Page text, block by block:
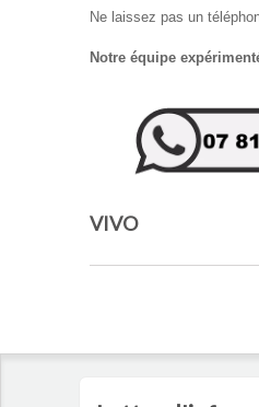
Ne laissez pas un
Notre équipe
VIVO